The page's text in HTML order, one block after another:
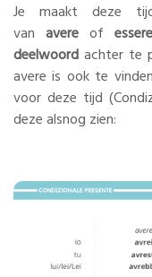
Je maakt deze
van avere of essere
deelwoord achter te
avere is ook te
voor deze tijd
deze alsnog zien: